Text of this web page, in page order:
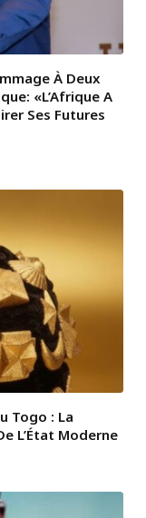
À Deux
«L’Afrique A
Ses Futures
Togo : La
L’État Moderne